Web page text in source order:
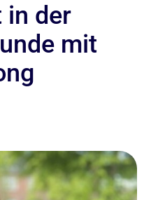
in der
mit